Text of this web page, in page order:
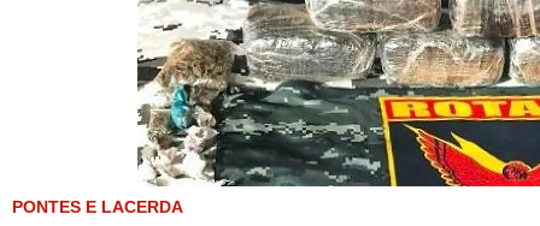
PONTES E LACERDA